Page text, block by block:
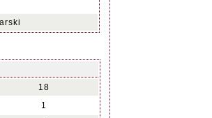
18
1